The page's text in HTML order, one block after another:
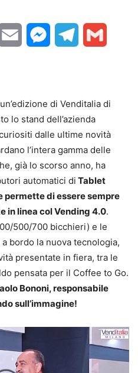
WhatsApp
Email MessengerTelegram
di Venditalia di
lo stand dell’azienda
dalle ultime novità
l’intera gamma delle
già lo scorso anno, ha
automatici di Tablet
permette di essere sempre
in linea col Vending 4.0.
500/700 bicchieri) e le
a bordo la nuova tecnologia,
presentate in fiera, tra le
pensata per il Coffee to Go.
Bononi, responsabile
sull’immagine!